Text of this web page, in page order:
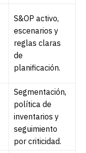
S&OP activo,
escenarios y
reglas claras
de
planificación.
Segmentación,
política de
inventarios y
seguimiento
por criticidad.